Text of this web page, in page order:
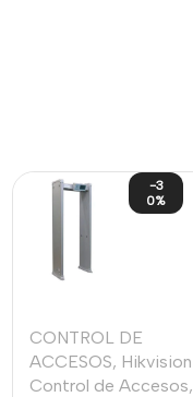
-3
0%
CONTROL DE
ACCESOS, Hikvision
Control de Accesos,